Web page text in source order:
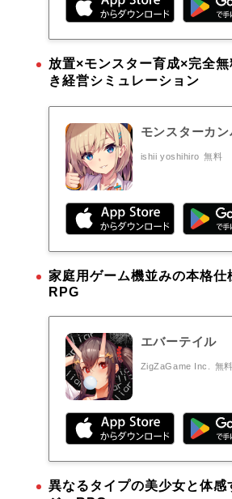
放置×モンスター育成×完全
き経営シミュレーション
モンスターカ
ishii yoshihiro 無料
家庭用ゲーム機並みの本格仕
RPG
エバーテイル
ZigZaGame Inc. 無料
異なるタイプの美少女と体感